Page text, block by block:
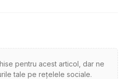
pentru acest articol, dar ne
tale pe rețelele sociale.